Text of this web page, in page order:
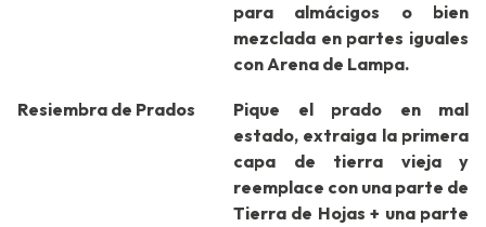
para almácigos o bien
mezclada en partes iguales
con Arena de Lampa.
Resiembra de Prados
Pique el prado en mal
estado, extraiga la primera
capa de tierra vieja y
reemplace con una parte de
Tierra de Hojas + una parte